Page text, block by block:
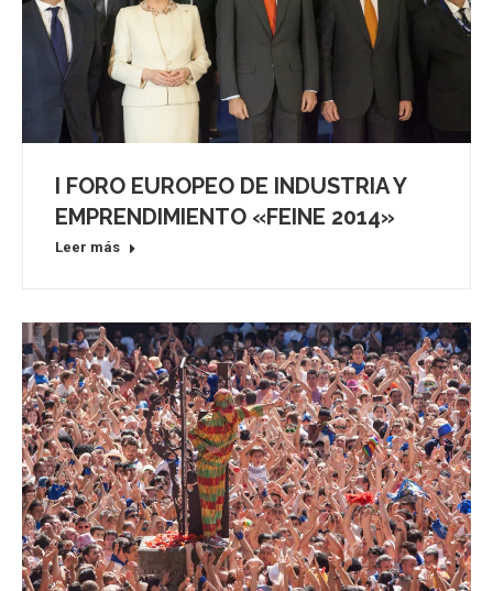
I FORO EUROPEO DE INDUSTRIA Y
EMPRENDIMIENTO «FEINE 2014»
Leer más